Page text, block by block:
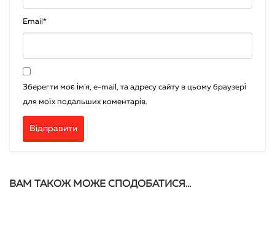
Email *
Зберегти моє ім'я, e-mail, та адресу сайту в цьому браузері
для моїх подальших коментарів.
ВАМ ТАКОЖ МОЖЕ СПОДОБАТИСЯ…